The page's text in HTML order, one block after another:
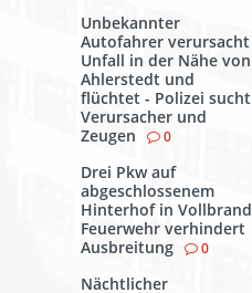
Unbekannter
Autofahrer verursacht
Unfall in der Nähe von
Ahlerstedt und
flüchtet - Polizei sucht
Verursacher und
Zeugen
0
Drei Pkw auf
abgeschlossenem
Hinterhof in Vollbrand
Feuerwehr verhindert
Ausbreitung
0
Nächtlicher